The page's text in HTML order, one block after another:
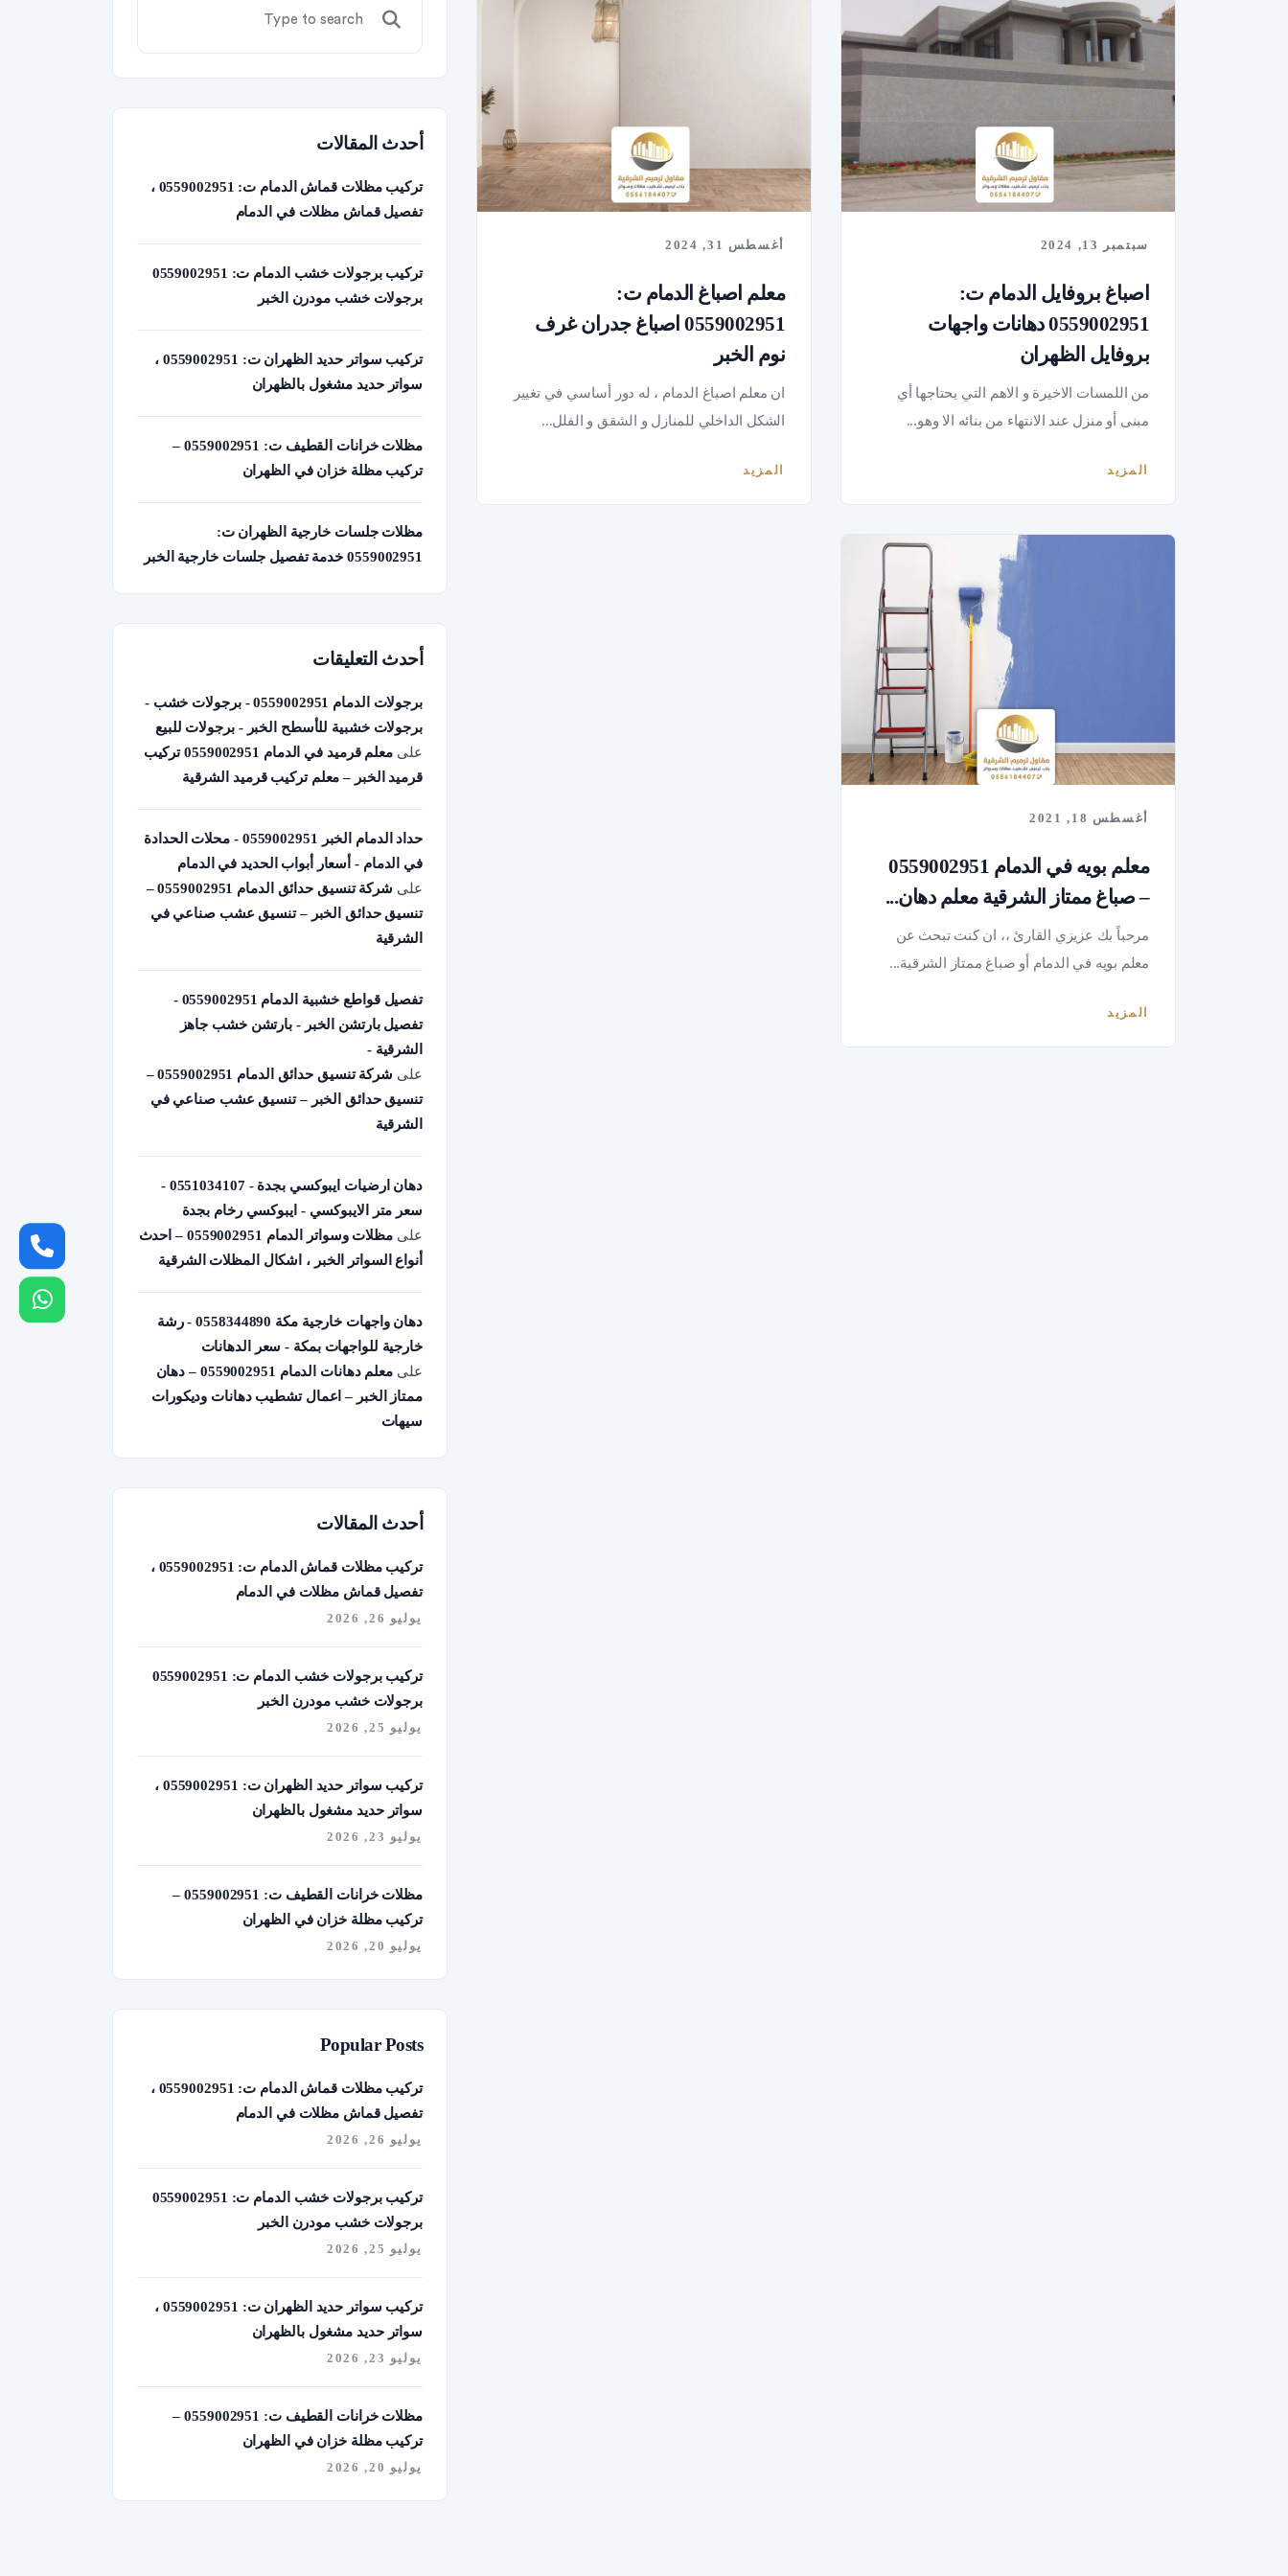
سبتمبر 13, 2024
اصباغ بروفايل الدمام ت:
0559002951 دهانات واجهات
بروفايل الظهران
من اللمسات الاخيرة و الاهم التي يحتاجها أي
مبنى أو منزل عند الانتهاء من بنائه الا وهو...
المزيد
أغسطس 31, 2024
معلم اصباغ الدمام ت:
0559002951 اصباغ جدران غرف
نوم الخبر
ان معلم اصباغ الدمام ، له دور أساسي في تغيير
الشكل الداخلي للمنازل و الشقق و الفلل...
المزيد
أغسطس 18, 2021
معلم بويه في الدمام 0559002951
– صباغ ممتاز الشرقية معلم دهان...
مرحباً بك عزيزي القارئ ،، ان كنت تبحث عن
معلم بويه في الدمام أو صباغ ممتاز الشرقية...
المزيد
أحدث المقالات
تركيب مظلات قماش الدمام ت: 0559002951 ،
تفصيل قماش مظلات في الدمام
تركيب برجولات خشب الدمام ت: 0559002951
برجولات خشب مودرن الخبر
تركيب سواتر حديد الظهران ت: 0559002951 ،
سواتر حديد مشغول بالظهران
مظلات خرانات القطيف ت: 0559002951 –
تركيب مظلة خزان في الظهران
مظلات جلسات خارجية الظهران ت:
0559002951 خدمة تفصيل جلسات خارجية الخبر
أحدث التعليقات
برجولات الدمام 0559002951 - برجولات خشب -
برجولات خشبية للأسطح الخبر - برجولات للبيع
على
معلم قرميد في الدمام 0559002951 تركيب
قرميد الخبر – معلم تركيب قرميد الشرقية
حداد الدمام الخبر 0559002951 - محلات الحدادة
في الدمام - أسعار أبواب الحديد في الدمام
على
شركة تنسيق حدائق الدمام 0559002951 –
تنسيق حدائق الخبر – تنسيق عشب صناعي في
الشرقية
تفصيل قواطع خشبية الدمام 0559002951 -
تفصيل بارتشن الخبر - بارتشن خشب جاهز
الشرقية -
على
شركة تنسيق حدائق الدمام 0559002951 –
تنسيق حدائق الخبر – تنسيق عشب صناعي في
الشرقية
دهان ارضيات ايبوكسي بجدة - 0551034107 -
سعر متر الايبوكسي - ايبوكسي رخام بجدة
على
مظلات وسواتر الدمام 0559002951 – احدث
أنواع السواتر الخبر ، اشكال المظلات الشرقية
دهان واجهات خارجية مكة 0558344890 - رشة
خارجية للواجهات بمكة - سعر الدهانات
على
معلم دهانات الدمام 0559002951 – دهان
ممتاز الخبر – اعمال تشطيب دهانات وديكورات
سيهات
أحدث المقالات
تركيب مظلات قماش الدمام ت: 0559002951 ،
تفصيل قماش مظلات في الدمام
يوليو 26, 2026
تركيب برجولات خشب الدمام ت: 0559002951
برجولات خشب مودرن الخبر
يوليو 25, 2026
تركيب سواتر حديد الظهران ت: 0559002951 ،
سواتر حديد مشغول بالظهران
يوليو 23, 2026
مظلات خرانات القطيف ت: 0559002951 –
تركيب مظلة خزان في الظهران
يوليو 20, 2026
Popular Posts
تركيب مظلات قماش الدمام ت: 0559002951 ،
تفصيل قماش مظلات في الدمام
يوليو 26, 2026
تركيب برجولات خشب الدمام ت: 0559002951
برجولات خشب مودرن الخبر
يوليو 25, 2026
تركيب سواتر حديد الظهران ت: 0559002951 ،
سواتر حديد مشغول بالظهران
يوليو 23, 2026
مظلات خرانات القطيف ت: 0559002951 –
تركيب مظلة خزان في الظهران
يوليو 20, 2026